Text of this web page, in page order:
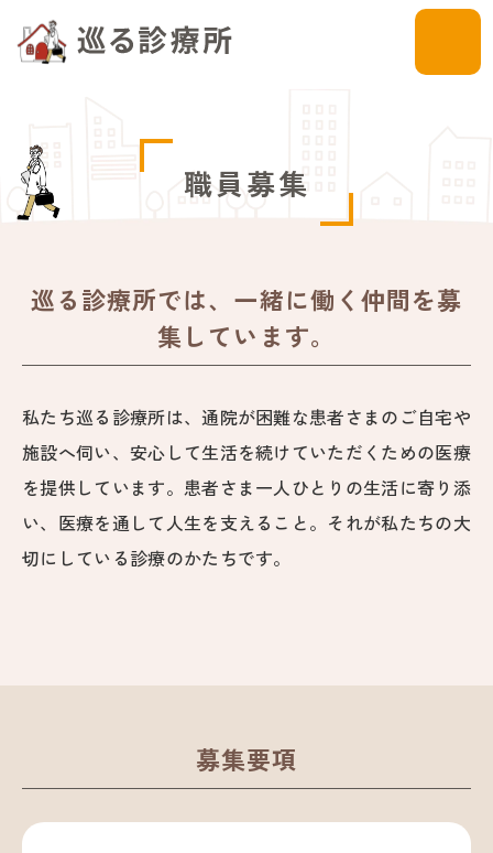
職員募集
巡る診療所では、一緒に働く仲間を募
集しています。
私たち巡る診療所は、通院が困難な患者さまのご自宅や
施設へ伺い、安心して生活を続けていただくための医療
を提供しています。患者さま一人ひとりの生活に寄り添
い、医療を通して人生を支えること。それが私たちの大
切にしている診療のかたちです。
募集要項